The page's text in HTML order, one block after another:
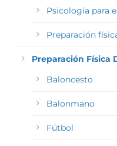
Psicología para
Preparación
Preparación Física
Baloncesto
Balonmano
Fútbol